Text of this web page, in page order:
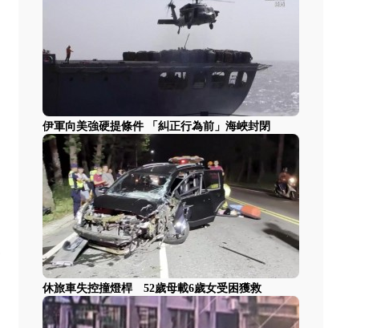
伊軍向美強硬提條件 「糾正行為前」海峽封閉
休旅車失控撞燈桿 52歲母載6歲女受困獲救